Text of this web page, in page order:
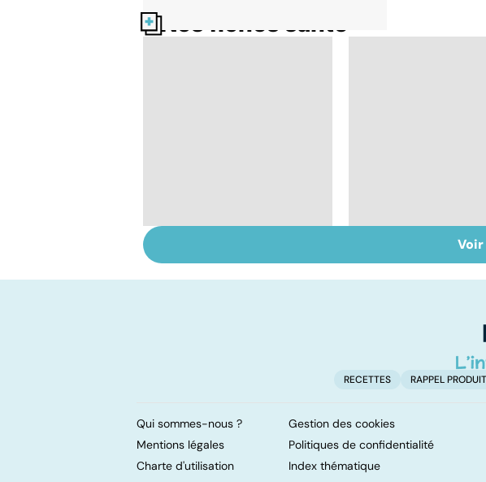
Nos fiches santé
les papillomavirus
Grand froid : nos
conseils
RECETTES RAPPEL PRODUIT
Qui sommes-nous ?
Gestion des cookies
Mentions légales
Politiques de confidentialité
Charte d'utilisation
Index thématique